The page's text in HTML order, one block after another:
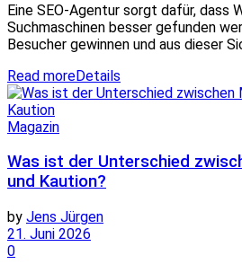
Eine SEO-Agentur sorgt dafür, dass
Suchmaschinen besser gefunden
Besucher gewinnen und aus dieser
Read moreDetails
Magazin
Was ist der Unterschied
und Kaution?
by Jens Jürgen
21. Juni 2026
0